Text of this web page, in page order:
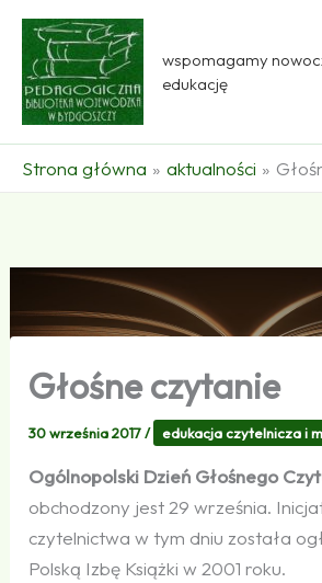
Przejdź
treści
wspomagamy
edukację
Strona główna aktualności
Głośne czytanie
30 września 2017/ edukacja czytelnicza i
Ogólnopolski Dzień Głośnego
obchodzony jest 29 września.
czytelnictwa w tym dniu została
Polską Izbę Książki w 2001 roku.